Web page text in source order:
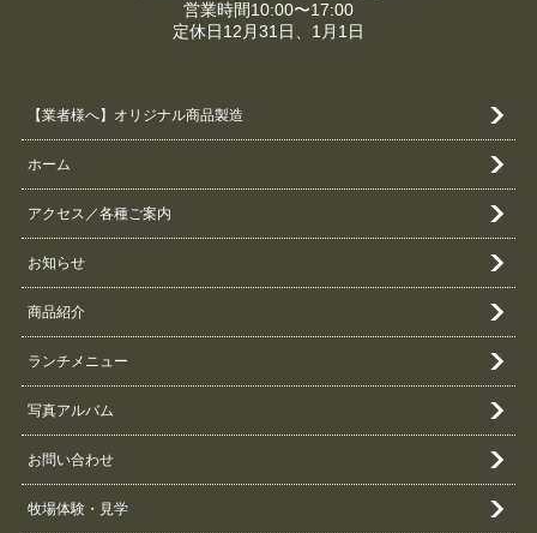
営業時間10:00〜17:00
定休日12月31日、1月1日
【業者様へ】オリジナル商品製造
ホーム
アクセス／各種ご案内
お知らせ
商品紹介
ランチメニュー
写真アルバム
お問い合わせ
牧場体験・見学